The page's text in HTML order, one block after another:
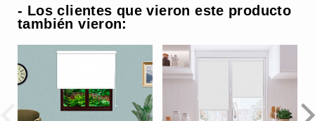
- Los clientes que vieron este producto
también vieron: